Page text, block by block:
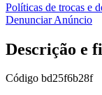
Políticas de trocas e
Denunciar Anúncio
Descrição e
Código bd25f6b28f